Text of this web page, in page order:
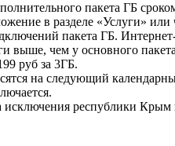
пакета ГБ
в разделе «Услуги»
пакета ГБ.
выше, чем у основного
руб за 3ГБ.
на следующий
исключения республики Крым